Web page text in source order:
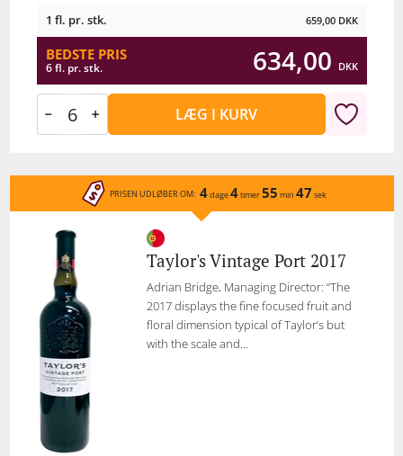
1 fl. pr. stk. 659,00 DKK
BEDSTE PRIS
6 fl. pr. stk. 634,00 DKK
LÆG I KURV
PRISEN UDLØBER OM: 4dage4timer55 min 47 sek
Taylor's Vintage Port 2017
Adrian Bridge, Managing Director: “The
2017 displays the fine focused fruit and
floral dimension typical of Taylor’s but
with the scale and...